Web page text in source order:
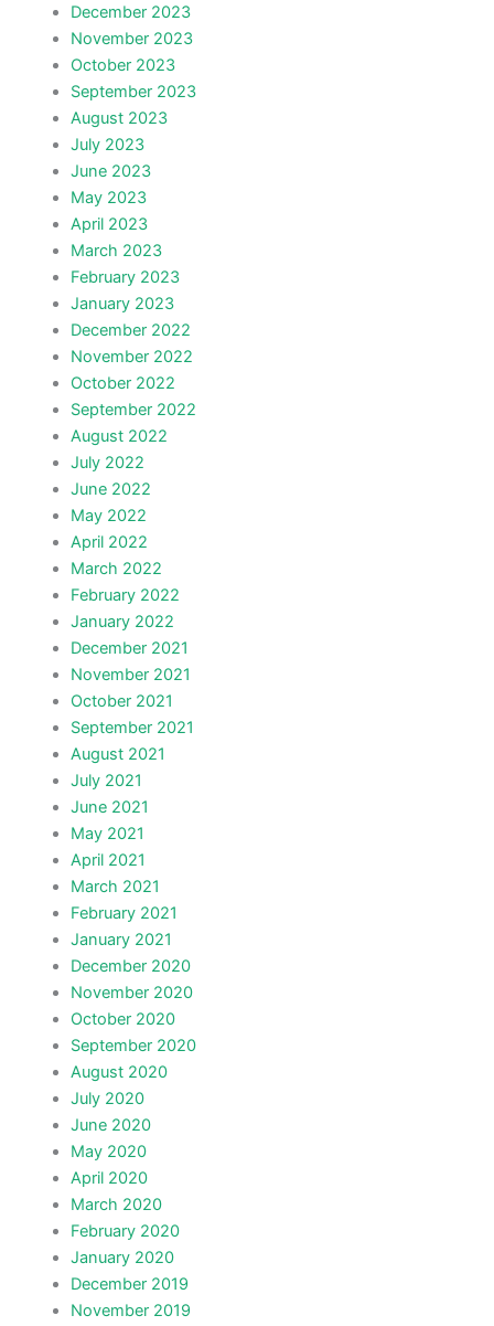
December 2023
November 2023
October 2023
September 2023
August 2023
July 2023
June 2023
May 2023
April 2023
March 2023
February 2023
January 2023
December 2022
November 2022
October 2022
September 2022
August 2022
July 2022
June 2022
May 2022
April 2022
March 2022
February 2022
January 2022
December 2021
November 2021
October 2021
September 2021
August 2021
July 2021
June 2021
May 2021
April 2021
March 2021
February 2021
January 2021
December 2020
November 2020
October 2020
September 2020
August 2020
July 2020
June 2020
May 2020
April 2020
March 2020
February 2020
January 2020
December 2019
November 2019